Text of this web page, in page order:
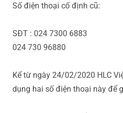
Số điện thoại cố định cũ:
SĐT : 024 7300 6883
024 730 96880
Kể từ ngày 24/02/2020 HLC
dụng hai số điện thoại này để